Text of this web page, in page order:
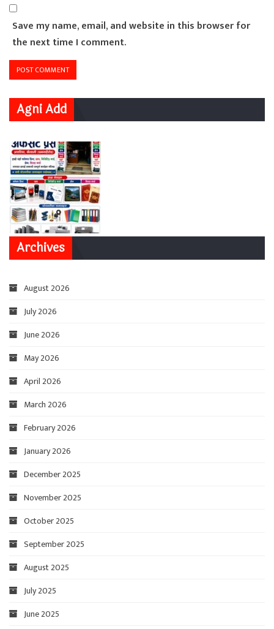
Save my name, email, and website in this browser for
the next time I comment.
Agni Add
Archives
August 2026
July 2026
June 2026
May 2026
April 2026
March 2026
February 2026
January 2026
December 2025
November 2025
October 2025
September 2025
August 2025
July 2025
June 2025